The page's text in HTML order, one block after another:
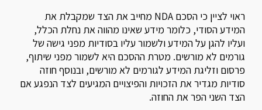
ראוי לציין כי הסכם NDA מחייב את הצד שמקבלת את
המידע הסודי, כלומר מידע שאינו מהווה את נחלת הכלל,
ועליו להגן על המידע ולשמור עליו בסודיות מפני גישה של
גורמים לא מורשים. מטרת ההסכם היא לשמור מפני שיתוף,
פרסום וזליגת המידע לגורמים לא מורשים, ובנוסף חוזה
סודיות מגדיר את הזכויות והפיצויים המגיעים לצד הנפגע אם
הצד השני הפר את החוזה.